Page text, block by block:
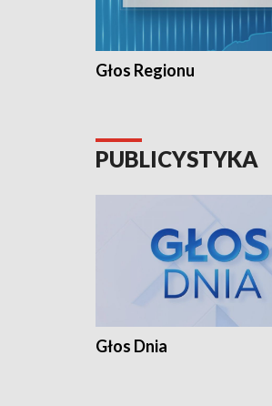
Głos Regionu
PUBLICYSTYKA
Głos Dnia